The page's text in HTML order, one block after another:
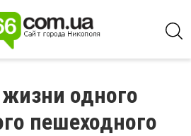
одного
пешеходного